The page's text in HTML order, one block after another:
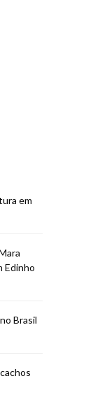
CARNAVAL
Salvador
em
Edinho
Brasil